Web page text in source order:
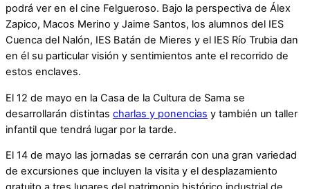
podrá ver en el cine Felgueroso. Bajo la perspectiva de Álex
Zapico, Macos Merino y Jaime Santos, los alumnos del IES
Cuenca del Nalón, IES Batán de Mieres y el IES Río Trubia dan
en él su particular visión y sentimientos ante el recorrido de
estos enclaves.
El 12 de mayo en la Casa de la Cultura de Sama se
desarrollarán distintas charlas y ponencias y también un taller
infantil que tendrá lugar por la tarde.
El 14 de mayo las jornadas se cerrarán con una gran variedad
de excursiones que incluyen la visita y el desplazamiento